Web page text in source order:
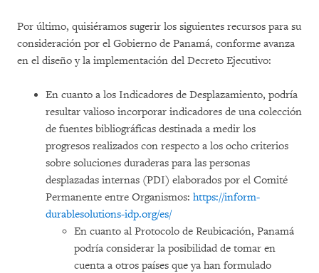
Por último, quisiéramos sugerir los siguientes recursos para su
consideración por el Gobierno de Panamá, conforme avanza
en el diseño y la implementación del Decreto Ejecutivo:
En cuanto a los Indicadores de Desplazamiento, podría
resultar valioso incorporar indicadores de una colección
de fuentes bibliográficas destinada a medir los
progresos realizados con respecto a los ocho criterios
sobre soluciones duraderas para las personas
desplazadas internas (PDI) elaborados por el Comité
Permanente entre Organismos: https://inform-
durablesolutions-idp.org/es/
En cuanto al Protocolo de Reubicación, Panamá
podría considerar la posibilidad de tomar en
cuenta a otros países que ya han formulado